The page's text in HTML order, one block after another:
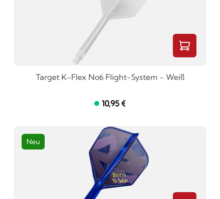
Target K-Flex No6 Flight-System - Weiß
10,95 €
Neu